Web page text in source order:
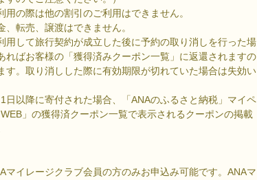
用の際は他の割引のご利用はできません。
、転売、譲渡はできません。
用して旅行契約が成立した後に予約の取り消しを行った場
ればお客様の「獲得済みクーポン一覧」に返還されますの
す。取り消しした際に有効期限が切れていた場合は失効い
日以降に寄付された場合、「ANAのふるさと納税」マイペ
」の獲得済クーポン一覧で表示されるクーポンの掲載
マイレージクラブ会員の方のみお申込み可能です。ANAマ